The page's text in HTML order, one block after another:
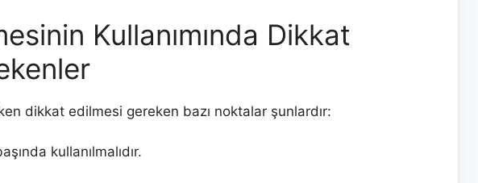
Kullanımında Dikkat
dikkat edilmesi gereken bazı noktalar şunlardır:
kullanılmalıdır.